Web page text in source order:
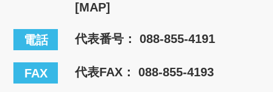
[MAP]
電話 代表番号：088-855-4191
FAX 代表FAX： 088-855-4193